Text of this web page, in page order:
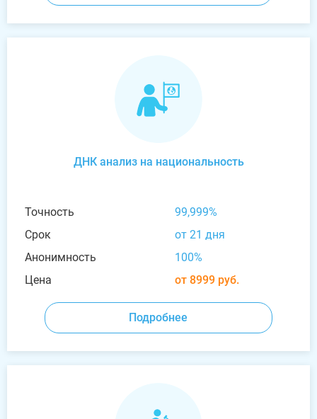
ДНК анализ на национальность
Точность
99,999%
Срок
от 21 дня
Анонимность
100%
Цена
от 8999 руб.
Подробнее